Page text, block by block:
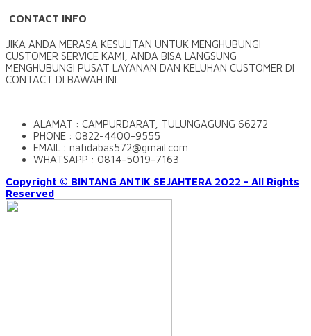
CONTACT INFO
JIKA ANDA MERASA KESULITAN UNTUK MENGHUBUNGI
CUSTOMER SERVICE KAMI, ANDA BISA LANGSUNG
MENGHUBUNGI PUSAT LAYANAN DAN KELUHAN CUSTOMER DI
CONTACT DI BAWAH INI.
ALAMAT : CAMPURDARAT, TULUNGAGUNG 66272
PHONE : 0822-4400-9555
EMAIL : nafidabas572@gmail.com
WHATSAPP : 0814-5019-7163
Copyright © BINTANG ANTIK SEJAHTERA 2022 - All Rights
Reserved